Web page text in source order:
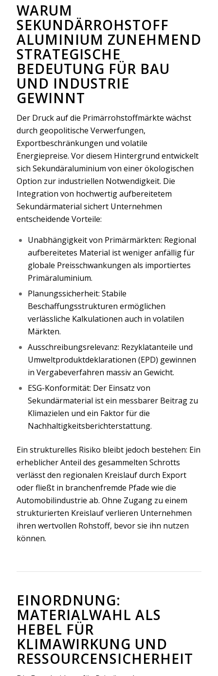
WARUM
SEKUNDÄRROHSTOFF
ALUMINIUM ZUNEHMEND
STRATEGISCHE
BEDEUTUNG FÜR BAU
UND INDUSTRIE
GEWINNT
Der Druck auf die Primärrohstoffmärkte wächst
durch geopolitische Verwerfungen,
Exportbeschränkungen und volatile
Energiepreise. Vor diesem Hintergrund entwickelt
sich Sekundäraluminium von einer ökologischen
Option zur industriellen Notwendigkeit. Die
Integration von hochwertig aufbereitetem
Sekundärmaterial sichert Unternehmen
entscheidende Vorteile:
Unabhängigkeit von Primärmärkten: Regional
aufbereitetes Material ist weniger anfällig für
globale Preisschwankungen als importiertes
Primäraluminium.
Planungssicherheit: Stabile
Beschaffungsstrukturen ermöglichen
verlässliche Kalkulationen auch in volatilen
Märkten.
Ausschreibungsrelevanz: Rezyklatanteile und
Umweltproduktdeklarationen (EPD) gewinnen
in Vergabeverfahren massiv an Gewicht.
ESG-Konformität: Der Einsatz von
Sekundärmaterial ist ein messbarer Beitrag zu
Klimazielen und ein Faktor für die
Nachhaltigkeitsberichterstattung.
Ein strukturelles Risiko bleibt jedoch bestehen: Ein
erheblicher Anteil des gesammelten Schrotts
verlässt den regionalen Kreislauf durch Export
oder fließt in branchenfremde Pfade wie die
Automobilindustrie ab. Ohne Zugang zu einem
strukturierten Kreislauf verlieren Unternehmen
ihren wertvollen Rohstoff, bevor sie ihn nutzen
können.
EINORDNUNG:
MATERIALWAHL ALS
HEBEL FÜR
KLIMAWIRKUNG UND
RESSOURCENSICHERHEIT